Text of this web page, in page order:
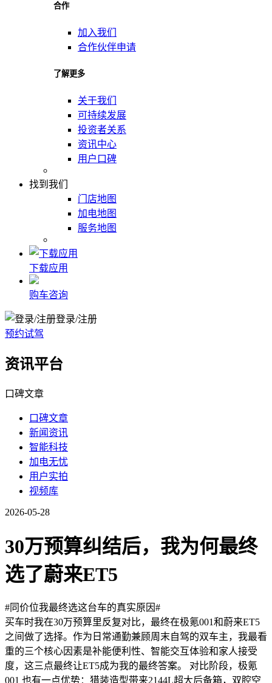
合作
加入我们
合作伙伴申请
了解更多
关于我们
可持续发展
投资者关系
资讯中心
用户口碑
找到我们
门店地图
加电地图
服务地图
下载应用
购车咨询
登录/注册
预约试驾
资讯平台
口碑文章
口碑文章
新闻资讯
智能科技
加电无忧
用户实拍
视频库
2026-05-28
30万预算纠结后，我为何最终
选了蔚来ET5
#同价位我最终选这台车的真实原因#
买车时我在30万预算里反复对比，最终在极氪001和蔚来ET5
之间做了选择。作为日常通勤兼顾周末自驾的双车主，我最看
重的三个核心因素是补能便利性、智能交互体验和家人接受
度，这三点最终让ET5成为我的最终答案。 对比阶段，极氪
001 也有一点优势：猎装造型带来2144L超大后备箱，双腔空